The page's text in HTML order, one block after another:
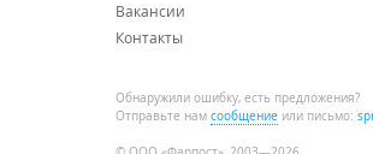
Вакансии
Контакты
Обнаружили ошибку, есть предложения?
Отправьте нам сообщение или письмо: